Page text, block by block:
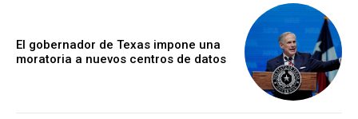
El gobernador de Texas impone una
moratoria a nuevos centros de datos